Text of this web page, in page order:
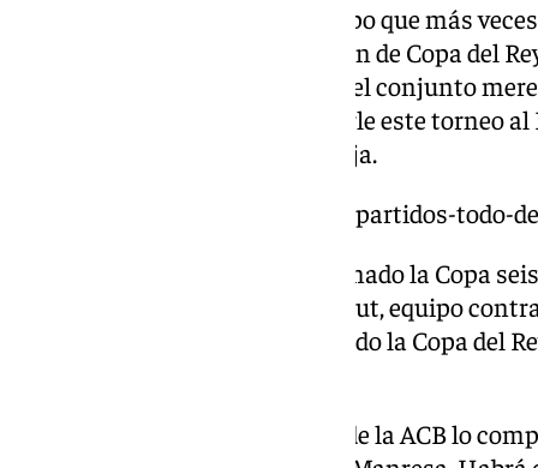
Sin embargo, el Barça es el equipo que más
ocasiones -bajo la denominación de Copa del
tiene 27 títulos, dos menos que el conjunto
equipo que ha logrado arrebatarle este torneo
ha sido, precisamente, el Unicaja.
https://www.101tv.es/horarios-partidos-todo-
El Baskonia, por su parte, ha ganado la Copa
denominación actual. El Joventut, equipo
esta Copa del Rey 2025, ha ganado la Copa del
El palmarés de la Copa del Rey de la ACB lo